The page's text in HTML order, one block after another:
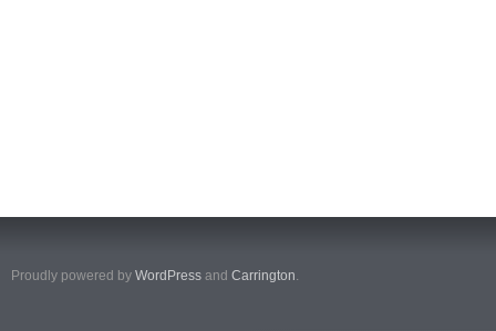
Proudly powered by WordPress and Carrington